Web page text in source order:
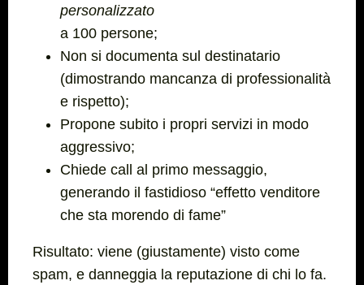
personalizzato
a 100 persone;
Non si documenta sul destinatario
(dimostrando mancanza di professionalità
e rispetto);
Propone subito i propri servizi in modo
aggressivo;
Chiede call al primo messaggio,
generando il fastidioso “effetto venditore
che sta morendo di fame”
Risultato: viene (giustamente) visto come
spam, e danneggia la reputazione di chi lo fa.